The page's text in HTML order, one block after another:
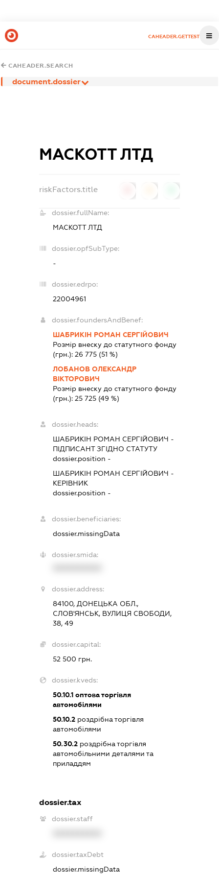
CAHEADER.GETTEST
CAHEADER.SEARCH
document.dossier
МАСКОТТ ЛТД
riskFactors.title
dossier.fullName:
МАСКОТТ ЛТД
dossier.opfSubType:
-
dossier.edrpo:
22004961
dossier.foundersAndBenef:
ШАБРИКІН РОМАН СЕРГІЙОВИЧ
Розмір внеску до статутного фонду
(грн.): 26 775(51 %)
ЛОБАНОВ ОЛЕКСАНДР
ВІКТОРОВИЧ
Розмір внеску до статутного фонду
(грн.): 25 725(49 %)
dossier.heads:
ШАБРИКІН РОМАН СЕРГІЙОВИЧ -
ПІДПИСАНТЗГІДНО СТАТУТУ
dossier.position -
ШАБРИКІН РОМАН СЕРГІЙОВИЧ -
КЕРІВНИК
dossier.position -
dossier.beneficiaries:
dossier.missingData
dossier.smida:
dossier.address:
84100, ДОНЕЦЬКА ОБЛ.,
СЛОВ'ЯНСЬК, ВУЛИЦЯ СВОБОДИ,
38, 49
dossier.capital:
52 500 грн.
dossier.kveds:
50.10.1оптова торгівля
автомобілями
50.10.2роздрібна торгівля
автомобілями
50.30.2роздрібна торгівля
автомобільними деталями та
приладдям
dossier.tax
dossier.staff
dossier.taxDebt
dossier.missingData